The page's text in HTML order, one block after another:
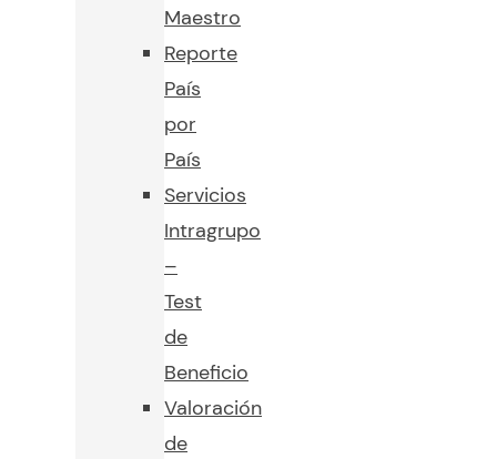
Maestro
Reporte
País
por
País
Servicios
Intragrupo
–
Test
de
Beneficio
Valoración
de